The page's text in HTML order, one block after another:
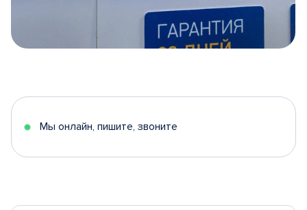
5
Мы онлайн, пишите, звоните